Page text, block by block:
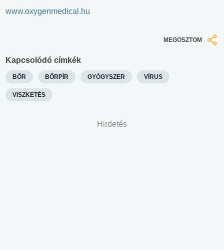
www.oxygenmedical.hu
MEGOSZTOM
Kapcsolódó címkék
BŐR BŐRPÍR GYÓGYSZER VÍRUS
VISZKETÉS
Hirdetés